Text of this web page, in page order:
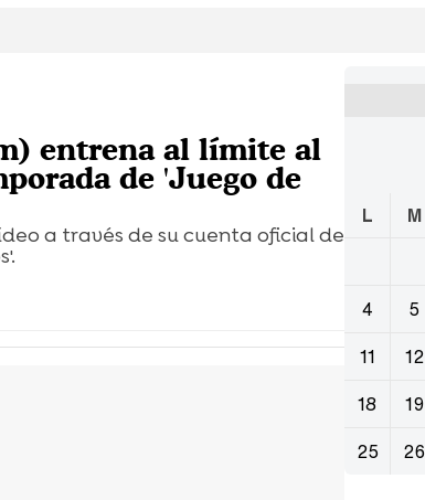
entrena al límite al
de 'Juego de
a través de su cuenta oficial de
L M
4
5
11
12
18
19
25
26